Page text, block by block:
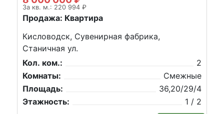
За кв. м.: 220 994 ₽
Продажа: Квартира
Кисловодск, Сувенирная фабрика,
Станичная ул.
Кол. ком.:
2
Комнаты:
Смежные
Площадь:
36,20/29/4
Этажность:
1 / 2